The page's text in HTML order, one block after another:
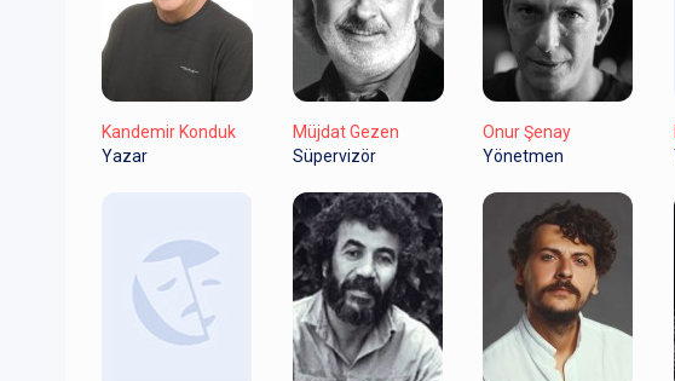
Kandemir Konduk
Yazar
Müjdat Gezen
Süpervizör
Onur Şenay
Yönetmen